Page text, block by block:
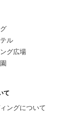
ル
グ広場
て
ングについて